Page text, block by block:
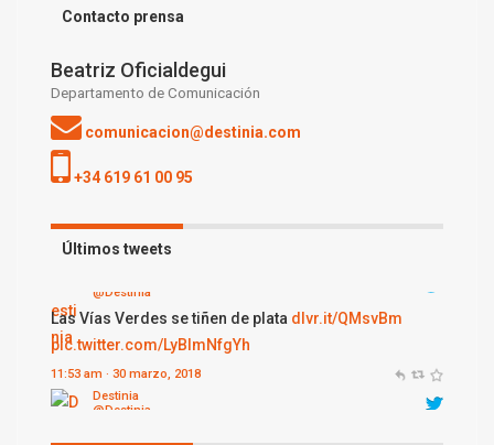
Contacto prensa
Beatriz Oficialdegui
Departamento de Comunicación
comunicacion@destinia.com
+34 619 61 00 95
Últimos tweets
Destinia
@Destinia
Fábulas del Loiradlvr.it/QMqYrc
pic.twitter.com/310hXgLMuw
12:12 am · 30 marzo, 2018